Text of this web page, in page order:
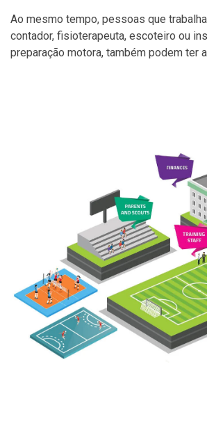
Ao mesmo tempo, pessoas que
contador, fisioterapeuta, escoteiro ou
preparação motora, também podem ter